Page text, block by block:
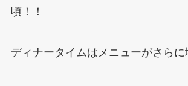
頃！！
ディナータイムはメニューがさらに